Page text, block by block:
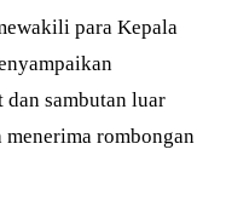
para Kepala
dan sambutan luar
menerima rombongan